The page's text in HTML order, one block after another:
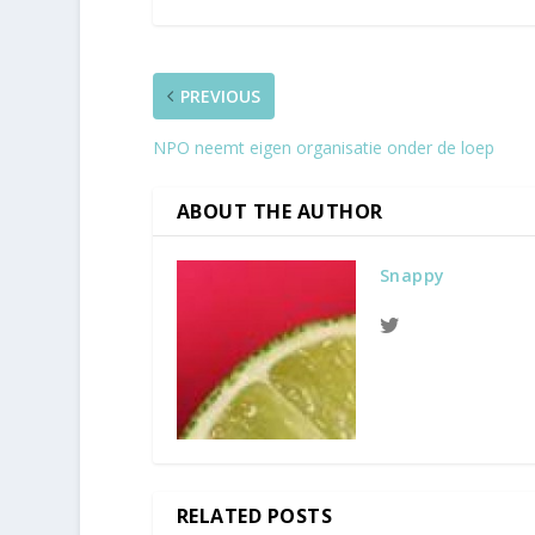
PREVIOUS
NPO neemt eigen organisatie onder de loep
ABOUT THE AUTHOR
Snappy
RELATED POSTS